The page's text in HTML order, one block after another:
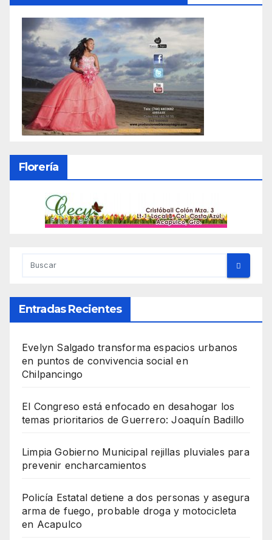
Florería
Entradas Recientes
Evelyn Salgado transforma espacios urbanos
en puntos de convivencia social en
Chilpancingo
El Congreso está enfocado en desahogar los
temas prioritarios de Guerrero: Joaquín Badillo
Limpia Gobierno Municipal rejillas pluviales para
prevenir encharcamientos
Policía Estatal detiene a dos personas y asegura
arma de fuego, probable droga y motocicleta
en Acapulco